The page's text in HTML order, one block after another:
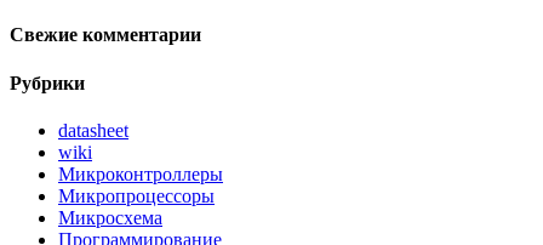
Свежие комментарии
Рубрики
datasheet
wiki
Микроконтроллеры
Микропроцессоры
Микросхема
Программирование